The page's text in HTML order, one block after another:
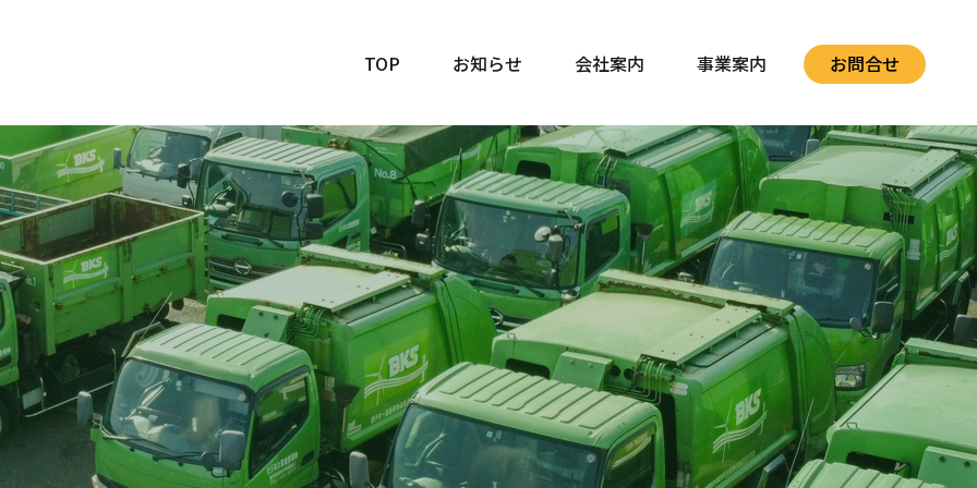
TOP お知らせ 会社案内 事業案内 お問合せ